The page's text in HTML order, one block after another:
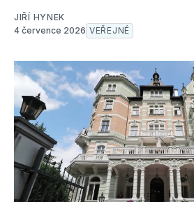
JIŘÍ HYNEK
4 července 2026 VEŘEJNÉ